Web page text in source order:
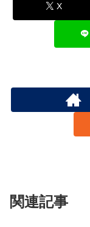
X
関連記事